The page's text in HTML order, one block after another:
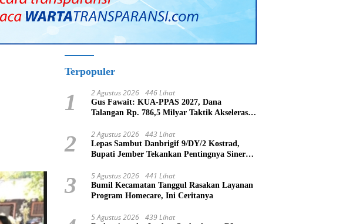
Terpopuler
1 2 Agustus 2026 446 Lihat
Gus Fawait: KUA-PPAS 2027, Dana
Talangan Rp. 786,5 Milyar Taktik Akselerasi
2 2 Agustus 2026 443 Lihat
Lepas Sambut Danbrigif 9/DY/2 Kostrad,
Bupati Jember Tekankan Pentingnya Sinergi
3 5 Agustus 2026 441 Lihat
Bumil Kecamatan Tanggul Rasakan Layanan
Program Homecare, Ini Ceritanya
5 Agustus 2026 439 Lihat